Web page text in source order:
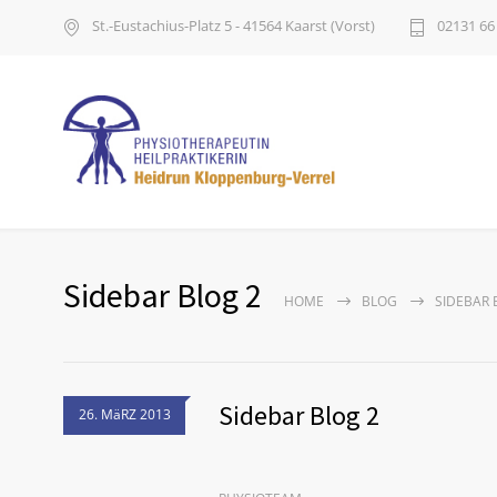
St.-Eustachius-Platz 5 - 41564 Kaarst (Vorst) 02131 66
Sidebar Blog 2 HOME BLOG SIDEBAR
26. MäRZ 2013 Sidebar Blog 2